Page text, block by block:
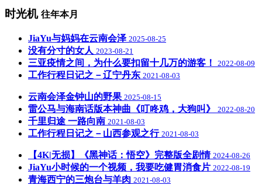
时光机 往年本月
JiaYu与妈妈在云南会泽 2025-08-25
没有分寸的女人 2023-08-21
三亚疫情之间，为什么要扣留十几万的游客！ 2022-08-09
工作行程日记之－辽宁丹东 2021-08-03
云南会泽金钟山的野果 2025-08-15
雷公马与海南话版本神曲《叮咚鸡，大狗叫》 2022-08-20
千里归途 一路向南 2021-08-03
工作行程日记之－山西参观之行 2021-08-03
【4K|无损】《黑神话：悟空》完整版全剧情 2024-08-26
JiaYu小时候的一个视频，我要吃健胃消食片 2022-08-19
青海西宁的三炮台与羊肉 2021-08-03